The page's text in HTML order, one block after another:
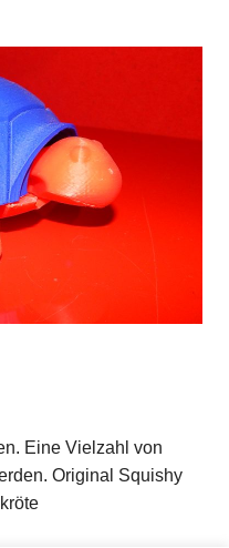
Eine Vielzahl von
Original Squishy